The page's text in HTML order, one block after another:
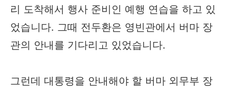
리 도착해서 행사 준비인 예행 연습을 하고 있
었습니다. 그때 전두환은 영빈관에서 버마 장
관의 안내를 기다리고 있었습니다.
그런데 대통령을 안내해야 할 버마 외무부 장